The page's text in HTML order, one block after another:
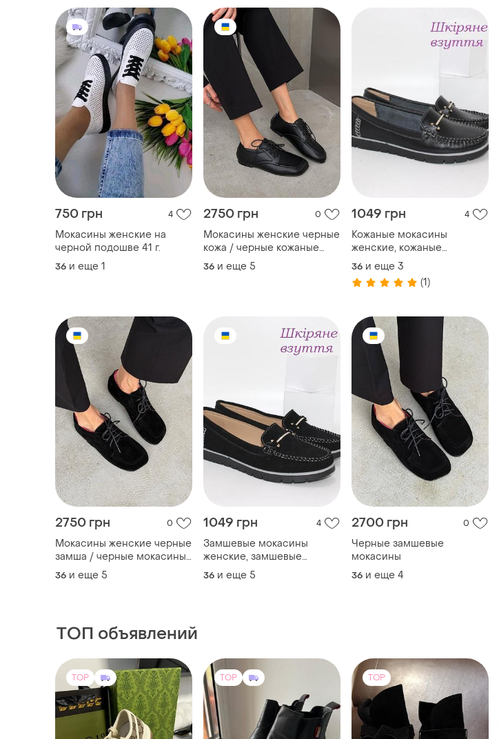
750 грн 4
Мокасины женские на
черной подошве 41 г.
36 и еще 1
2750 грн 0
Мокасины женские черные
кожа / черные кожаные
мокасины / черные
мокасины с
36 и еще 5
1049 грн 4
Кожаные мокасины
женские, кожаные
мокасины черные
мокасины, черные
мокасины кожаные, черное
натуральные мокасины
кожаные
36 и еще 3
(1)
2750 грн 0
Мокасины женские черные
замша / черные мокасины
с анатомическим носиком
/ анатомические мокасины
36 и еще 5
1049 грн 4
Замшевые мокасины
женские, замшевые
мокасины женьшенные,
натуральные мокасины
36 и еще 5
2700 грн 0
Черные замшевые
мокасины
36 и еще 4
ТОП объявлений
TOP TOP TOP